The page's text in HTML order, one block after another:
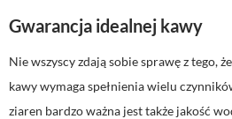
Gwarancja idealnej kawy
Nie wszyscy zdają sobie sprawę z tego,
kawy wymaga spełnienia wielu
ziaren bardzo ważna jest także jakość